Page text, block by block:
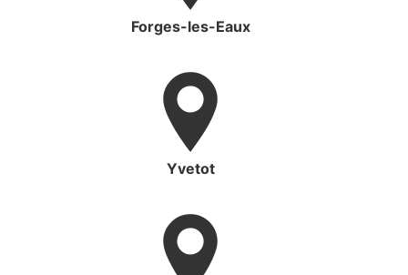
Forges-les-Eaux
Yvetot